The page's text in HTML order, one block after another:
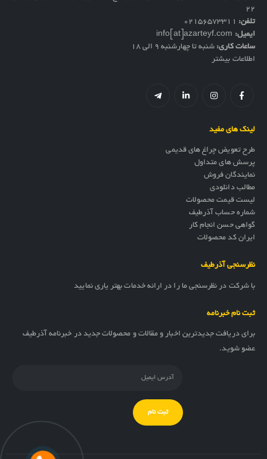
۲۲
تلفن: 02156573311
ایمیل: info[at]azarteyf.com
ساعات کاری: شنبه تا چهارشنبه 9 الی 18
اطلاعات بیشتر
لینک های مفید
طرح تعویض چراغ های قدیمی
پرسش های متداول
نمایندگان فروش
مطالب دانلودی
لیست قیمت محصولات
شماره حساب آذرطیف
گواهی حسن انجام کار
ایران کد محصولات
نظرسنجی آذرطیف
با شرکت در نظرسنجی ما را در ارائه خدمات بهتر یاری نمایید
ثبت نام خبرنامه
برای دریافت جدیدترین اخبار و مقالات و محصولات جدید در خبرنامه آذرطیف
عضو شوید.